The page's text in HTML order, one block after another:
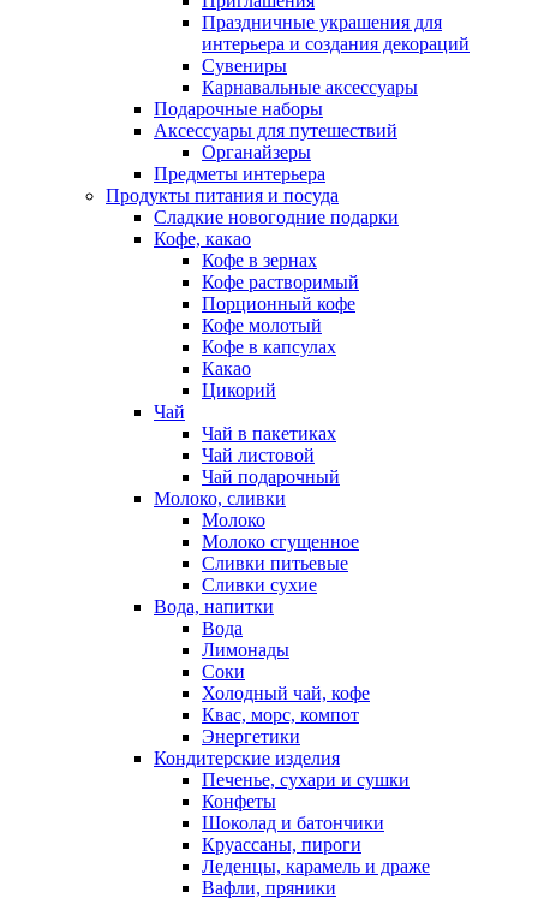
Праздничные украшения для
интерьера и создания декораций
Сувениры
Карнавальные аксессуары
Подарочные наборы
Аксессуары для путешествий
Органайзеры
Предметы интерьера
Продукты питания и посуда
Сладкие новогодние подарки
Кофе, какао
Кофе в зернах
Кофе растворимый
Порционный кофе
Кофе молотый
Кофе в капсулах
Какао
Цикорий
Чай
Чай в пакетиках
Чай листовой
Чай подарочный
Молоко, сливки
Молоко
Молоко сгущенное
Сливки питьевые
Сливки сухие
Вода, напитки
Вода
Лимонады
Соки
Холодный чай, кофе
Квас, морс, компот
Энергетики
Кондитерские изделия
Печенье, сухари и сушки
Конфеты
Шоколад и батончики
Круассаны, пироги
Леденцы, карамель и драже
Вафли, пряники